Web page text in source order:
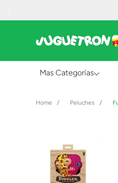
Mas Categorías
Creatividad y Arte
Figuras de Acción
Peluches